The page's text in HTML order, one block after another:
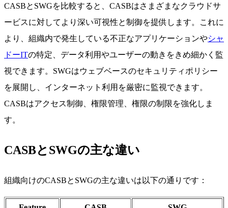
CASBとSWGを比較すると、CASBはさまざまなクラウドサ
ービスに対してより深い可視性と制御を提供します。これに
より、組織内で発生している不正なアプリケーションやシャ
ドーITの特定、データ利用やユーザーの動きをきめ細かく監
視できます。SWGはウェブベースのセキュリティポリシー
を展開し、インターネット利用を厳密に監視できます。
CASBはアクセス制御、権限管理、権限の制限を強化しま
す。
CASBとSWGの主な違い
組織向けのCASBとSWGの主な違いは以下の通りです：